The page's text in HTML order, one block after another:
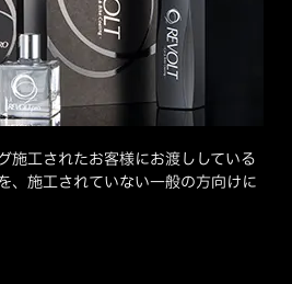
施工されたお客様にお渡ししている
、施工されていない一般の方向けに